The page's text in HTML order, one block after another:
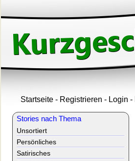
Startseite - Registrieren - Login -
Stories nach Thema
Unsortiert
Persönliches
Satirisches